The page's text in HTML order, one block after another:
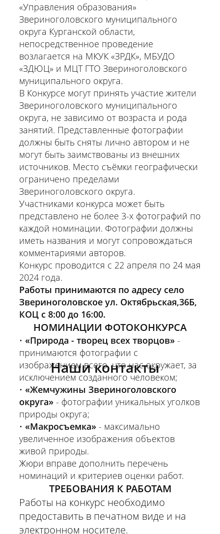
«Управления образования»
Звериноголовского муниципального
округа Курганской области,
непосредственное проведение
возлагается на МКУК «ЗРДК», МБУДО
«ЗДЮЦ» и МЦТ ГТО Звериноголовского
муниципального округа.
В Конкурсе могут принять участие жители
Звериноголовского муниципального
округа, не зависимо от возраста и рода
занятий. Представленные фотографии
должны быть сняты лично автором и не
могут быть заимствованы из внешних
источников. Место съёмки географически
ограничено пределами
Звериноголовского округа.
Участниками конкурса может быть
представлено не более 3-х фотографий по
каждой номинации. Фотографии должны
иметь названия и могут сопровождаться
комментариями авторов.
Конкурс проводится с 22 апреля по 24 мая
2024 года.
Работы принимаются по адресу село
Звериноголовское ул. Октябрьская,36Б,
КОЦ с 8:00 до 16:00.
НОМИНАЦИИ ФОТОКОНКУРСА
• «Природа - творец всех творцов» -
принимаются фотографии с
изображением всего, что нас окружает, за
исключением созданного человеком;
• «Жемчужины Звериноголовского
округа» - фотографии уникальных уголков
природы округа;
• «Макросъемка» - максимально
увеличенное изображения объектов
живой природы.
Жюри вправе дополнить перечень
номинаций и критериев оценки работ.
ТРЕБОВАНИЯ К РАБОТАМ
Работы на конкурс необходимо
предоставить в печатном виде и на
электронном носителе.
Наши контакты